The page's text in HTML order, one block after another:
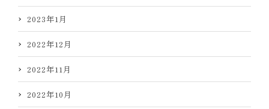
2023年1月
2022年12月
2022年11月
2022年10月